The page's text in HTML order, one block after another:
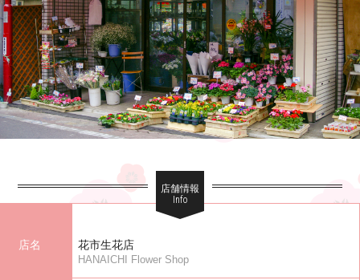
店舗情報
Info
店名 花市生花店
HANAICHI Flower Shop